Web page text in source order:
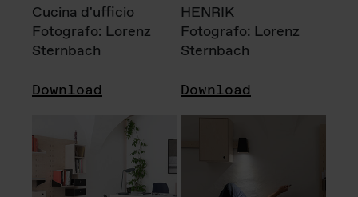
Cucina d'ufficio
Fotografo: Lorenz
Sternbach
Download
HENRIK
Fotografo: Lorenz
Sternbach
Download